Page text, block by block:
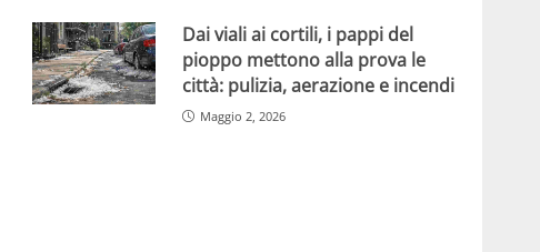
Dai viali ai cortili, i pappi del
pioppo mettono alla prova le
città: pulizia, aerazione e incendi
Maggio 2, 2026